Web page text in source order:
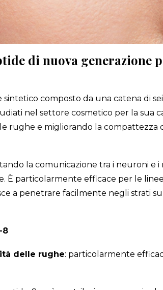
di nuova generazione
sintetico composto da una catena di
nel settore cosmetico per la sua
rughe e migliorando la compattezza
la comunicazione tra i neuroni e
È particolarmente efficace per le
a penetrare facilmente negli strati
8
delle rughe: particolarmente